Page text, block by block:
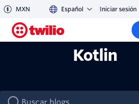
MXN Español Iniciar sesión
Kotlin